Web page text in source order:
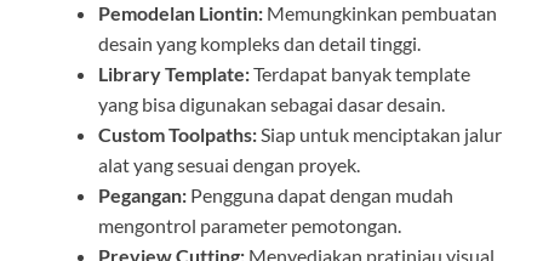
Pemodelan Liontin: Memungkinkan pembuatan
desain yang kompleks dan detail tinggi.
Library Template:Terdapat banyak template
yang bisa digunakan sebagai dasar desain.
Custom Toolpaths:Siap untuk menciptakan jalur
alat yang sesuai dengan proyek.
Pegangan: Pengguna dapat dengan mudah
mengontrol parameter pemotongan.
Preview Cutting: Menyediakan pratinjau visual